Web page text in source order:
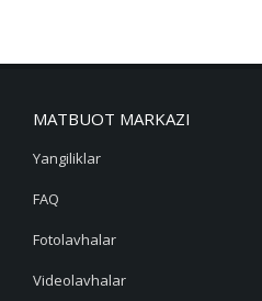
MATBUOT MARKAZI
Yangiliklar
FAQ
Fotolavhalar
Videolavhalar